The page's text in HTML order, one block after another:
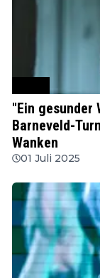
"Ein
Barneveld-
Wanken
01 Juli 2025